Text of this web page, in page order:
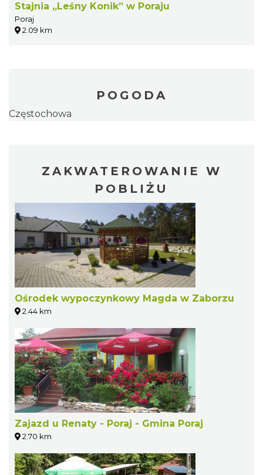
Stajnia „Leśny Konik” w Poraju
Poraj
2.09 km
POGODA
Częstochowa
ZAKWATEROWANIE W
POBLIŻU
Ośrodek wypoczynkowy Magda w Zaborzu
2.44 km
Zajazd u Renaty - Poraj - Gmina Poraj
2.70 km